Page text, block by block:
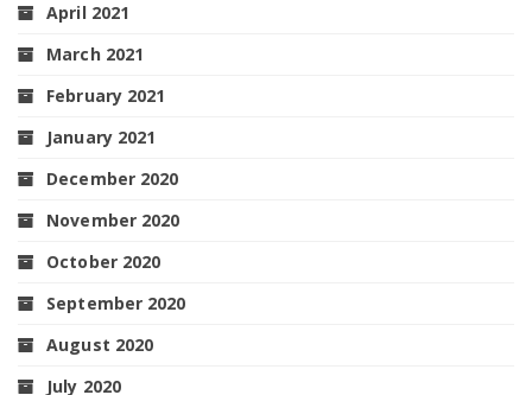
April 2021
March 2021
February 2021
January 2021
December 2020
November 2020
October 2020
September 2020
August 2020
July 2020